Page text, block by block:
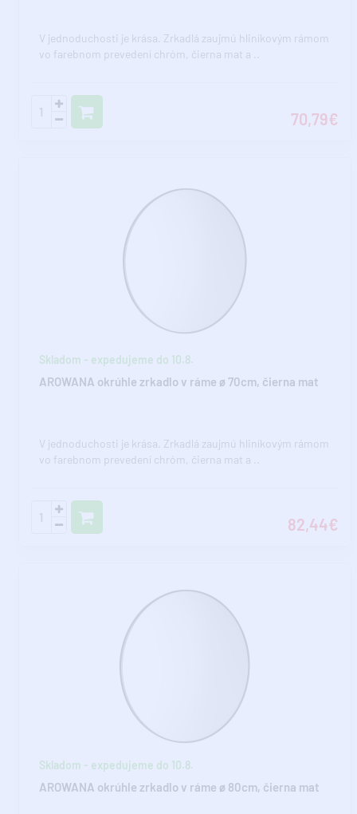
V jednoduchosti je krása. Zrkadlá zaujmú hliníkovým rámom
vo farebnom prevedení chróm, čierna mat a ..
70,79€
Skladom - expedujeme do 10.8.
AROWANA okrúhle zrkadlo v ráme ø 70cm, čierna mat
V jednoduchosti je krása. Zrkadlá zaujmú hliníkovým rámom
vo farebnom prevedení chróm, čierna mat a ..
82,44€
Skladom - expedujeme do 10.8.
AROWANA okrúhle zrkadlo v ráme ø 80cm, čierna mat